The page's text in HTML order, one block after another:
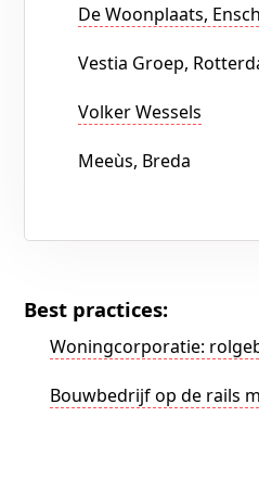
De Woonplaats,
Vestia Groep,
Volker Wessels
Meeùs, Breda
Best practices:
Woningcorporatie:
Bouwbedrijf op de rails